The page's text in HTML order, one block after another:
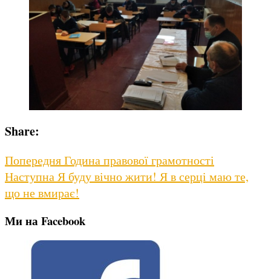
Share:
Навігація
записів
ПопередняPrevious
post:
Година правової грамотності
НаступнаNext
post:
Я буду вічно жити! Я в серці маю те,
що не вмирає!
Ми на Facebook